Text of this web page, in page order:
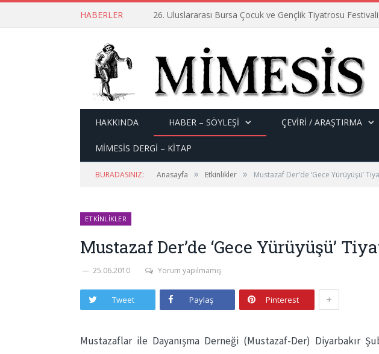
HABERLER 26. Uluslararası Bursa Çocuk ve Gençlik Tiyatrosu Festivali
HAKKINDA HABER – SÖYLEŞI ÇEVİRİ / ARAŞTIRMA
MİMESİS DERGİ – KİTAP
BURADASINIZ: Anasayfa » Etkinlikler » Mustazaf Der’de ‘Gece Yürüyüşü’
ETKINLIKLER
Mustazaf Der’de ‘Gece Yürüyüşü’
25.06.2010 Yorum yapılmamış
Tweet Paylaş Pinterest +
Mustazaflar ile Dayanışma Derneği (Mustazaf-Der) Diyarbakır